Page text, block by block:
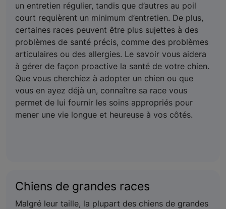
un entretien régulier, tandis que d’autres au poil
court requièrent un minimum d’entretien. De plus,
certaines races peuvent être plus sujettes à des
problèmes de santé précis, comme des problèmes
articulaires ou des allergies. Le savoir vous aidera
à gérer de façon proactive la santé de votre chien.
Que vous cherchiez à adopter un chien ou que
vous en ayez déjà un, connaître sa race vous
permet de lui fournir les soins appropriés pour
mener une vie longue et heureuse à vos côtés.
Chiens de grandes races
Malgré leur taille, la plupart des chiens de grandes